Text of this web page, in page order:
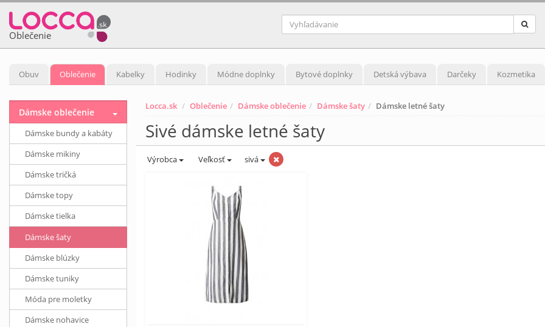
Oblečenie
Obuv Oblečenie Kabelky Hodinky Módne doplnky Bytové doplnky Detská výbava Darčeky Kozmetika
Locca.sk Oblečenie Dámske oblečenie Dámske šaty Dámske letné šaty
Sivé dámske letné šaty
Výrobca Veľkosť sivá
Dámske oblečenie
Dámske bundy a kabáty
Dámske mikiny
Dámske tričká
Dámske topy
Dámske tielka
Dámske šaty
Dámske blúzky
Dámske tuniky
Móda pre moletky
Dámske nohavice